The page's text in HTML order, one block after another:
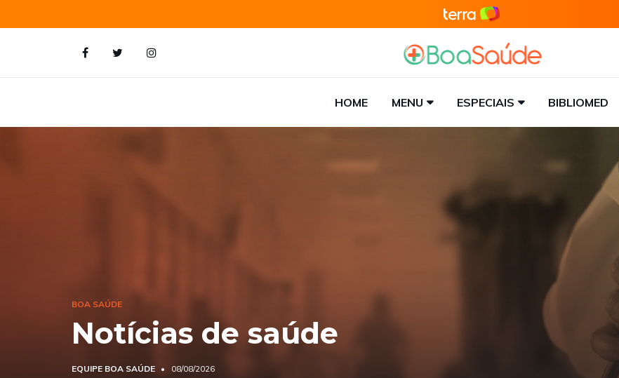
HOME MENU ESPECIAIS BIBLIOMED
BOA SAÚDE
Notícias de saúde
EQUIPE BOA SAÚDE 08/08/2026